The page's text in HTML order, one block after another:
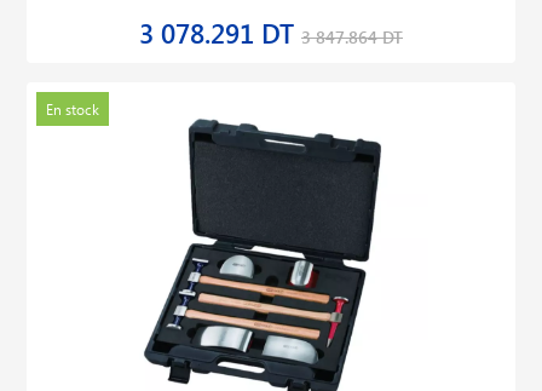
3 078.291 DT 3 847.864 DT
En stock